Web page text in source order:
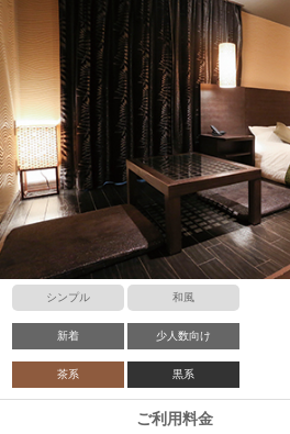
シンプル 和風
新着 少人数向け
茶系 黒系
ご利用料金